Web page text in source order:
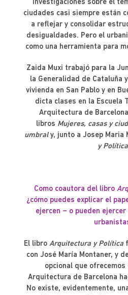
investigaciones sobre el
ciudades casi siempre están
a reflejar y consolidar
desigualdades. Pero el
como una herramienta para
Zaida Muxi trabajó para la
la Generalidad de Cataluña
vivienda en San Pablo y en
dicta clases en la Escuela
Arquitectura de
libros Mujeres, casas y
umbraly, junto a Josep Maria
y Política
Como coautora del libro
¿cómo puedes explicar el
ejercen – o pueden
El libroArquitectura y Política
con José María Montaner, y
opcional que ofrecemos
Arquitectura de Barcelona
No existe, evidentemente,